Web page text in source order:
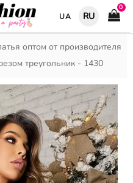
UA RU
0
оптом от производителя
треугольник - 1430